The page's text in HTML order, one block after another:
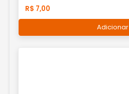
R$ 7,00
Adicionar